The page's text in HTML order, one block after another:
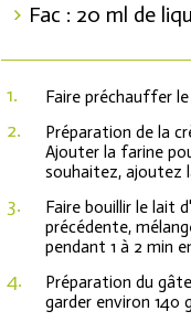
Fac : 20 ml de
1. Faire préchauffer le
2.
Préparation de la
Ajouter la farine
souhaitez, ajoutez
3.
Faire bouillir le lait
précédente,
pendant 1 à 2 min
4.
Préparation du
garder environ 140